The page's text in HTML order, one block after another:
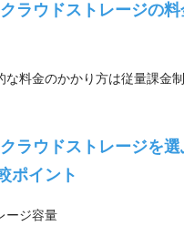
ラウドストレージの料
な料金のかかり方は従量課金
ラウドストレージを選
ポイント
ージ容量